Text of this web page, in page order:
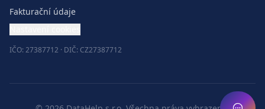
Fakturační údaje
IČO: 27387712 · DIČ: CZ27387712